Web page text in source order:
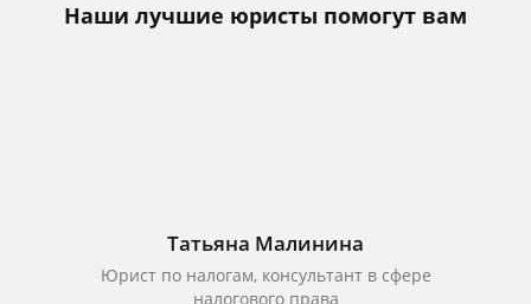
Наши лучшие юристы помогут вам
Татьяна Малинина
Юрист по налогам, консультант в сфере
налогового права